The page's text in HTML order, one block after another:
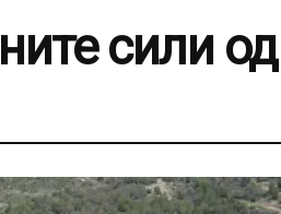
сили